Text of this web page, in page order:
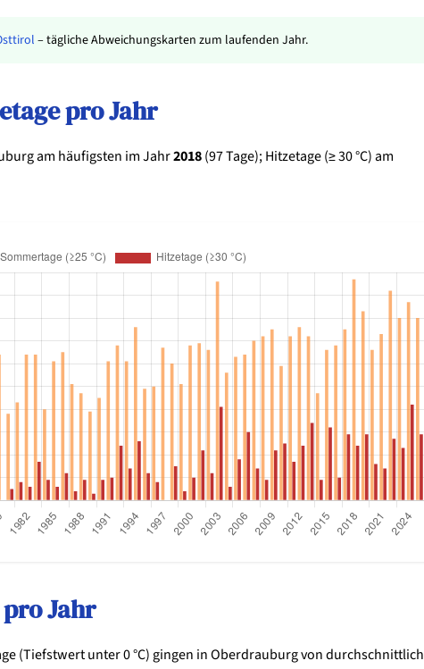
– tägliche Abweichungskarten zum laufenden Jahr.
pro Jahr
am häufigsten im Jahr2018(97 Tage); Hitzetage (≥ 30 °C) am
Jahr
(Tiefstwert unter 0 °C) gingen in Oberdrauburg von durchschnittlich